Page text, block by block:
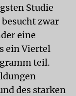
Studie
zwar
eine
ein Viertel
teil.
des starken